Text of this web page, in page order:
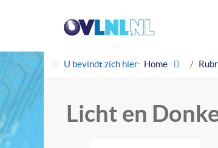
U bevindt zich hier: Home
Licht en